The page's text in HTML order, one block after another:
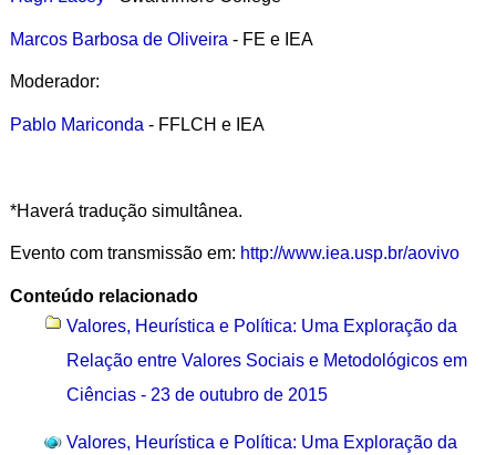
Marcos Barbosa de Oliveira - FE e IEA
Moderador:
Pablo Mariconda - FFLCH e IEA
*Haverá tradução simultânea.
Evento com transmissão em: http://www.iea.usp.br/aovivo
Conteúdo relacionado
Valores, Heurística e Política: Uma Exploração da
Relação entre Valores Sociais e Metodológicos em
Ciências - 23 de outubro de 2015
Valores, Heurística e Política: Uma Exploração da